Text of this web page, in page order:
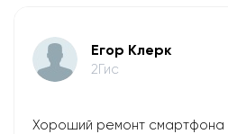
Егор Клерк
2Гис
Хороший ремонт смартфона